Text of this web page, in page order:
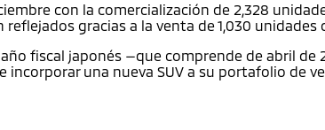
con la comercialización de 2,328
gracias a la venta de 1,030 unidades
fiscal japonés —que comprende de abril de
incorporar una nueva SUV a su portafolio de